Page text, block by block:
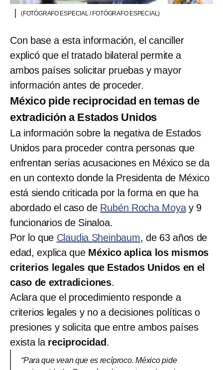
(FOTÓGRAFO ESPECIAL / FOTÓGRAFO ESPECIAL)
Con base a esta información, el canciller
explicó que el tratado bilateral permite a
ambos países solicitar pruebas y mayor
información antes de proceder.
México pide reciprocidad en temas de
extradición a Estados Unidos
La información sobre la negativa de Estados
Unidos para proceder contra personas que
enfrentan serias acusaciones en México se da
en un contexto donde la Presidenta de México
está siendo criticada por la forma en que ha
abordado el caso de Rubén Rocha Moyay 9
funcionarios de Sinaloa.
Por lo que Claudia Sheinbaum, de 63 años de
edad, explica que México aplica los mismos
criterios legales que Estados Unidos en el
caso de extradiciones.
Aclara que el procedimiento responde a
criterios legales y no a decisiones políticas o
presiones y solicita que entre ambos países
exista la reciprocidad .
“Para que vean que es recíproco. México pide